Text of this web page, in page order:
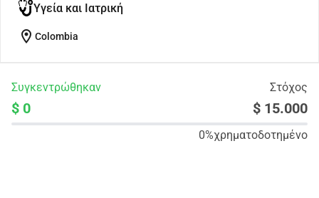
Υγεία και Ιατρική
location_on Colombia
Συγκεντρώθηκαν Στόχος
$ 0 $ 15.000
0%χρηματοδοτημένο